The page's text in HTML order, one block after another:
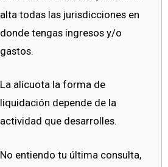
alta todas las jurisdicciones en
donde tengas ingresos y/o
gastos.
La alícuota la forma de
liquidación depende de la
actividad que desarrolles.
No entiendo tu última consulta,